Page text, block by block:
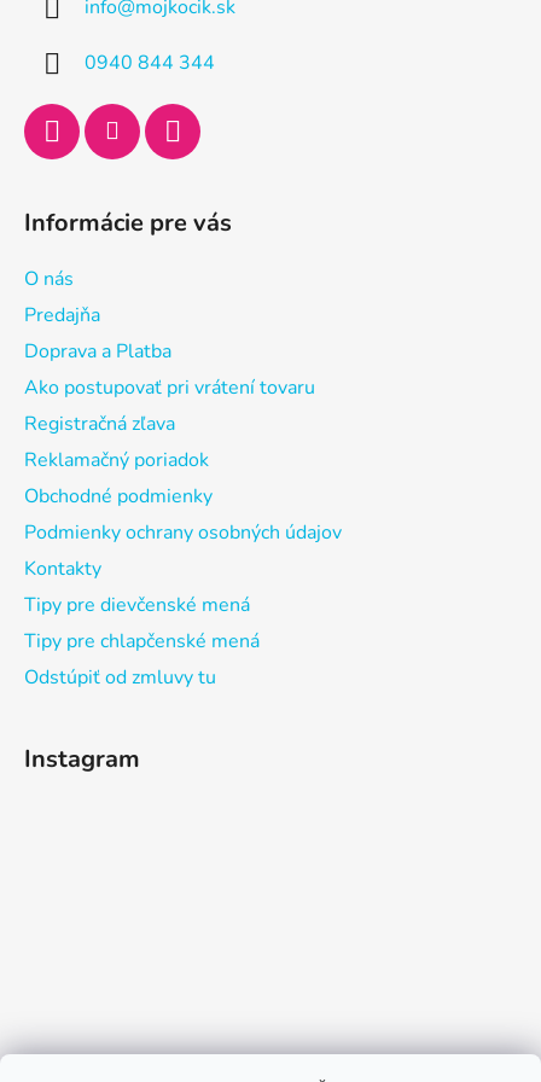
info@mojkocik.sk
0940 844 344
Informácie pre vás
O nás
Predajňa
Doprava a Platba
Ako postupovať pri vrátení tovaru
Registračná zľava
Reklamačný poriadok
Obchodné podmienky
Podmienky ochrany osobných údajov
Kontakty
Tipy pre dievčenské mená
Tipy pre chlapčenské mená
Odstúpiť od zmluvy tu
Instagram